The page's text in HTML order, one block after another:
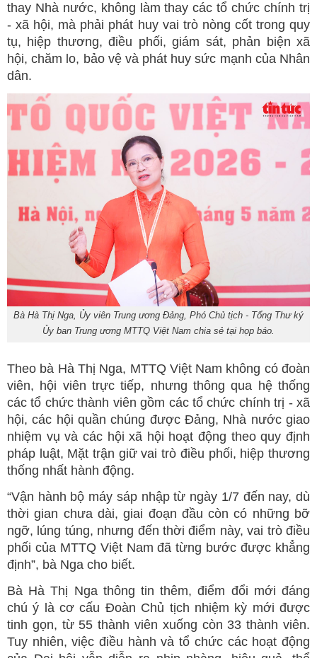
thay Nhà nước, không làm thay các tổ chức chính trị
- xã hội, mà phải phát huy vai trò nòng cốt trong quy
tụ, hiệp thương, điều phối, giám sát, phản biện xã
hội, chăm lo, bảo vệ và phát huy sức mạnh của Nhân
dân.
Bà Hà Thị Nga, Ủy viên Trung ương Đảng, Phó Chủ tịch - Tổng Thư ký
Ủy ban Trung ương MTTQ Việt Nam chia sẻ tại họp báo.
Theo bà Hà Thị Nga, MTTQ Việt Nam không có đoàn
viên, hội viên trực tiếp, nhưng thông qua hệ thống
các tổ chức thành viên gồm các tổ chức chính trị - xã
hội, các hội quần chúng được Đảng, Nhà nước giao
nhiệm vụ và các hội xã hội hoạt động theo quy định
pháp luật, Mặt trận giữ vai trò điều phối, hiệp thương
thống nhất hành động.
“Vận hành bộ máy sáp nhập từ ngày 1/7 đến nay, dù
thời gian chưa dài, giai đoạn đầu còn có những bỡ
ngỡ, lúng túng, nhưng đến thời điểm này, vai trò điều
phối của MTTQ Việt Nam đã từng bước được khẳng
định”, bà Nga cho biết.
Bà Hà Thị Nga thông tin thêm, điểm đổi mới đáng
chú ý là cơ cấu Đoàn Chủ tịch nhiệm kỳ mới được
tinh gọn, từ 55 thành viên xuống còn 33 thành viên.
Tuy nhiên, việc điều hành và tổ chức các hoạt động